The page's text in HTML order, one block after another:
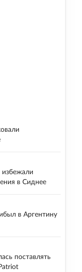
избежали
в Сиднее
в Аргентину
поставлять